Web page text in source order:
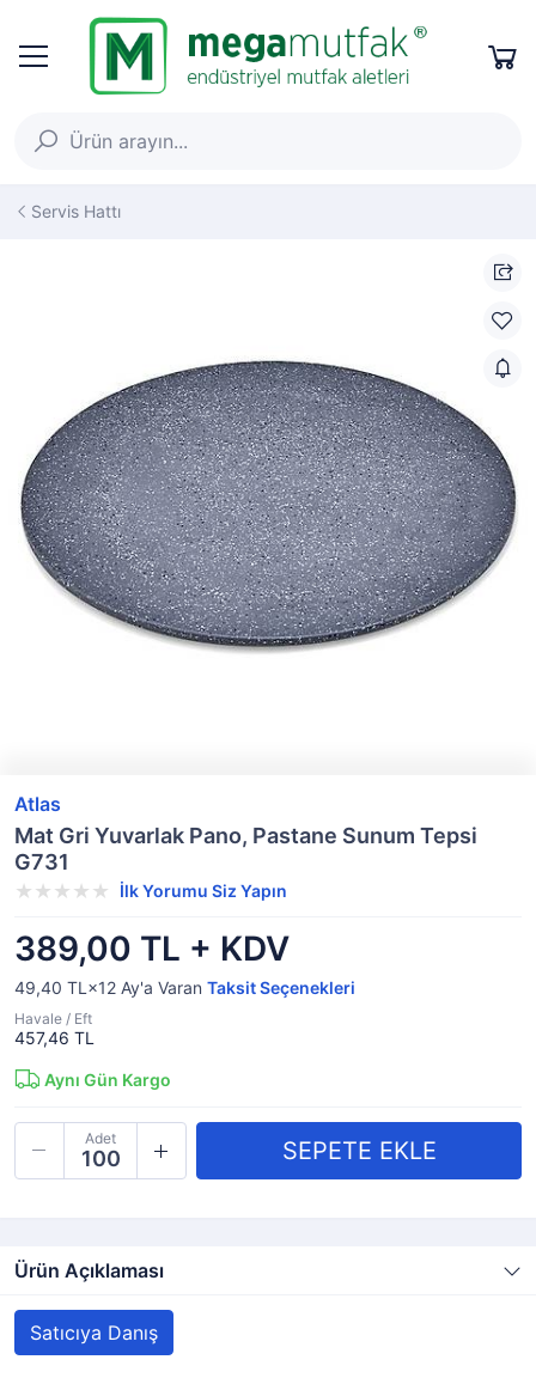
Servis Hattı
Atlas
Mat Gri Yuvarlak Pano, Pastane Sunum Tepsi
G731
İlk Yorumu Siz Yapın
389,00 TL + KDV
49,40 TL×12 Ay'a Varan Taksit Seçenekleri
Havale / Eft
457,46 TL
Aynı Gün Kargo
Adet
Ürün Açıklaması
Satıcıya Danış